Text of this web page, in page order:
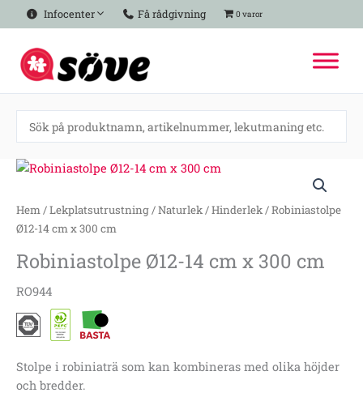
Hoppa
till
innehåll
Infocenter Få rådgivning 0 varor
Hem/Lekplatsutrustning/Naturlek/Hinderlek/ Robiniastolpe
Ø12-14 cm x 300 cm
Robiniastolpe Ø12-14 cm x 300 cm
RO944
Stolpe i robiniaträ som kan kombineras med olika höjder
och bredder.
Robiniastolpe
14
cm
300
mängd